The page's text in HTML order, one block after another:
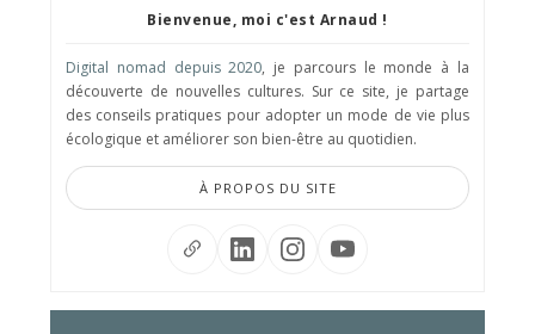
Bienvenue, moi c'est Arnaud !
Digital nomad depuis 2020, je parcours le monde à la
découverte de nouvelles cultures. Sur ce site, je partage
des conseils pratiques pour adopter un mode de vie plus
écologique et améliorer son bien-être au quotidien.
À PROPOS DU SITE